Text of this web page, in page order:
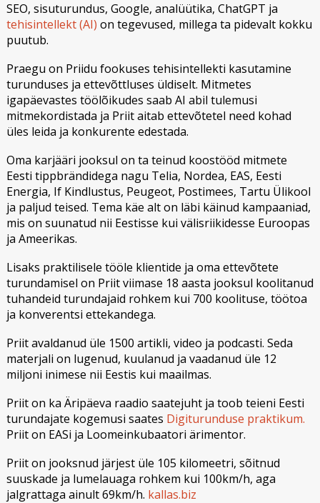
SEO, sisuturundus, Google, analüütika, ChatGPT ja
tehisintellekt (AI) on tegevused, millega ta pidevalt kokku
puutub.
Praegu on Priidu fookuses tehisintellekti kasutamine
turunduses ja ettevõttluses üldiselt. Mitmetes
igapäevastes töölõikudes saab AI abil tulemusi
mitmekordistada ja Priit aitab ettevõtetel need kohad
üles leida ja konkurente edestada.
Oma karjääri jooksul on ta teinud koostööd mitmete
Eesti tippbrändidega nagu Telia, Nordea, EAS, Eesti
Energia, If Kindlustus, Peugeot, Postimees, Tartu Ülikool
ja paljud teised. Tema käe alt on läbi käinud kampaaniad,
mis on suunatud nii Eestisse kui välisriikidesse Euroopas
ja Ameerikas.
Lisaks praktilisele tööle klientide ja oma ettevõtete
turundamisel on Priit viimase 18 aasta jooksul koolitanud
tuhandeid turundajaid rohkem kui 700 koolituse, töötoa
ja konverentsi ettekandega.
Priit avaldanud üle 1500 artikli, video ja podcasti. Seda
materjali on lugenud, kuulanud ja vaadanud üle 12
miljoni inimese nii Eestis kui maailmas.
Priit on ka Äripäeva raadio saatejuht ja toob teieni Eesti
turundajate kogemusi saates Digiturunduse praktikum.
Priit on EASi ja Loomeinkubaatori ärimentor.
Priit on jooksnud järjest üle 105 kilomeetri, sõitnud
suuskade ja lumelauaga rohkem kui 100km/h, aga
jalgrattaga ainult 69km/h. kallas.biz